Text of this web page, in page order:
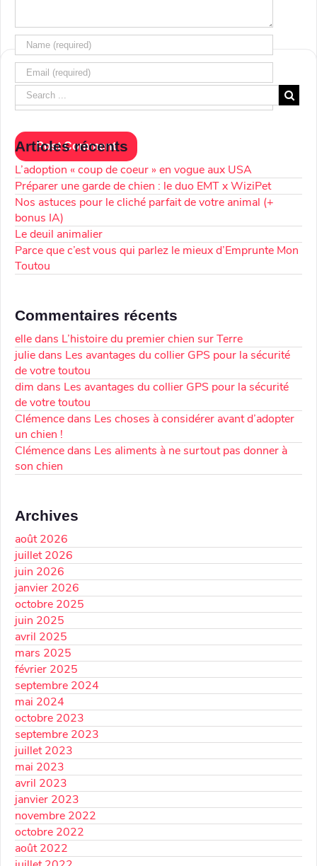
Articles récents
L’adoption « coup de coeur » en vogue aux USA
Préparer une garde de chien : le duo EMT x WiziPet
Nos astuces pour le cliché parfait de votre animal (+
bonus IA)
Le deuil animalier
Parce que c’est vous qui parlez le mieux d’Emprunte Mon
Toutou
Commentaires récents
elledans L’histoire du premier chien sur Terre
juliedans Les avantages du collier GPS pour la sécurité
de votre toutou
dim dans Les avantages du collier GPS pour la sécurité
de votre toutou
Clémencedans Les choses à considérer avant d’adopter
un chien !
Clémencedans Les aliments à ne surtout pas donner à
son chien
Archives
août 2026
juillet 2026
juin 2026
janvier 2026
octobre 2025
juin 2025
avril 2025
mars 2025
février 2025
septembre 2024
mai 2024
octobre 2023
septembre 2023
juillet 2023
mai 2023
avril 2023
janvier 2023
novembre 2022
octobre 2022
août 2022